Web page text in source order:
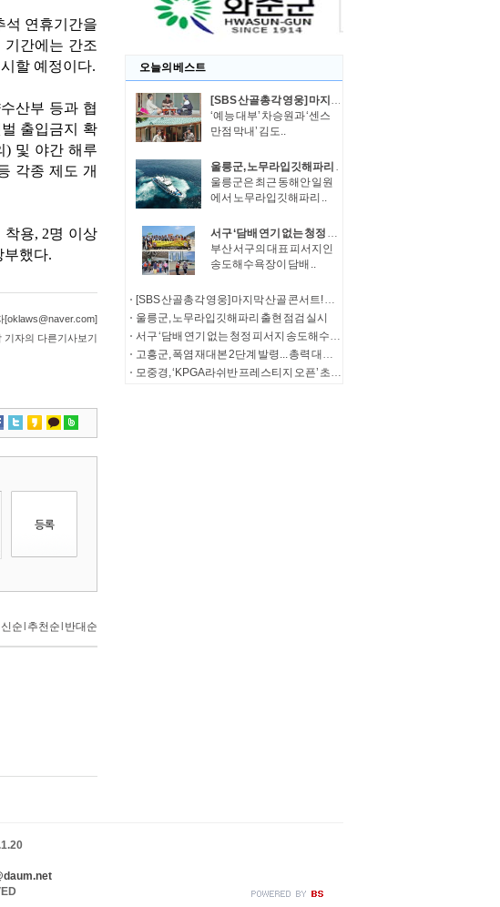
오늘의 베스트
[SBS 산골총각 영웅] 마지막 산골 콘서트! 임영웅, 특별 신청곡으로 전한 감동
‘예능 대부’ 차승원과 ‘센스
만점 막내’ 김도..
울릉군, 노무라입깃해파리 출현 점검 실시
울릉군은 최근 동해안 일원
에서 노무라입깃해파리 ..
서구 ‘담배 연기 없는 청정 피서지 송도해수욕장’ 합동 금연 캠페인 실시
부산 서구의 대표 피서지인
송도해수욕장이 담배 ..
[SBS 산골총각 영웅] 마지막 산골 콘서트! 임영웅, 특별 신청곡으로 전한 감동
울릉군, 노무라입깃해파리 출현 점검 실시
서구 ‘담배 연기 없는 청정 피서지 송도해수욕장’ 합동 금연 캠페인 실시
고흥군, 폭염 재대본 2단계 발령... 총력 대응체계 가동
모중경, ‘KPGA 라쉬반 프레스티지 오픈’ 초대 챔피언 등극… KPGA 챔피언스투어 시즌 2승 달성